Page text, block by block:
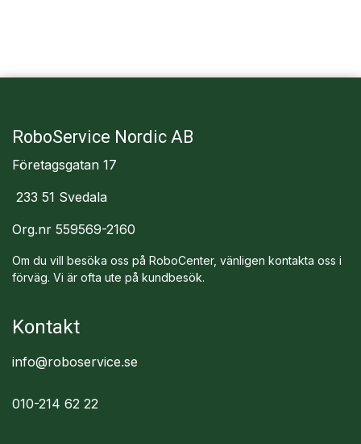
RoboService Nordic AB
Företagsgatan 17
233 51 Svedala
Org.nr 559569-2160
Om du vill besöka oss på RoboCenter, vänligen kontakta oss i
förväg. Vi är ofta ute på kundbesök.
Kontakt
info@roboservice.se
010-214 62 22